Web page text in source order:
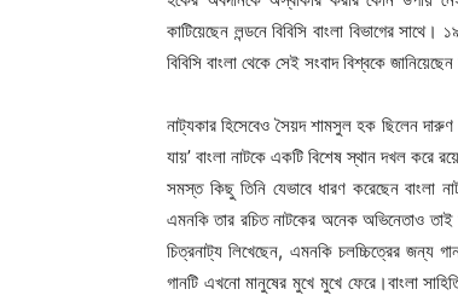
কাটিয়েছেন লন্ডনে বিবিসি বাংলা বিভাগের
বিবিসি বাংলা থেকে সেই সংবাদ বিশ্বকে
নাট্যকার হিসেবেও সৈয়দ শামসুল হক ছিলেন
যায়’ বাংলা নাটকে একটি বিশেষ স্থান দখল করে
সমস্ত কিছু তিনি যেভাবে ধারণ করেছেন
এমনকি তার রচিত নাটকের অনেক অভিনেতাও তাই
চিত্রনাট্য লিখেছেন, এমনকি চলচ্চিত্রের জন্য
গানটি এখনো মানুষের মুখে মুখে ফেরে।বাংলা